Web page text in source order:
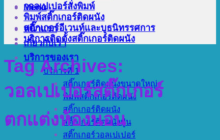
Menu
หน้าแรก
เกี่ยวกับเรา
บริการของเรา
บริการที่ 1
สติ๊กเกอร์ติดผนังขนาดใหญ่
พิมพ์สติ๊กเกอร์ติดผนัง
สติ๊กเกอร์ติดผนัง
สติ๊กเกอร์ติดผนังปูน
สติ๊กเกอร์วอลเปเปอร์
วอลเปเปอร์สั่งพิมพ์
พิมพ์สติ๊กเกอร์ติดผนัง
สติ๊กเกอร์อีเวนท์และบูธนิทรรศการ
บริการติดตั้งสติ๊กเกอร์ติดผนัง
Tag Archives:
วอลเปเปอร์สติ๊กเกอร์
ตกแต่งห้องนอน